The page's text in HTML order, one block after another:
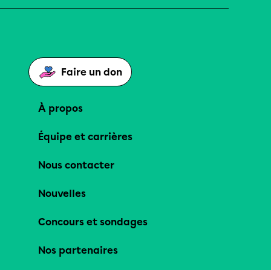
Faire un don
À propos
Équipe et carrières
Nous contacter
Nouvelles
Concours et sondages
Nos partenaires